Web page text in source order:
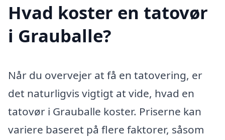
Hvad koster en tatovør
i Grauballe?
Når du overvejer at få en tatovering, er
det naturligvis vigtigt at vide, hvad en
tatovør i Grauballe koster. Priserne kan
variere baseret på flere faktorer, såsom